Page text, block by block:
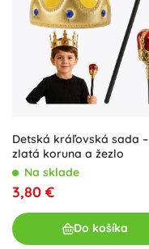
Detská kráľovská sada –
zlatá koruna a žezlo
Na sklade
3,80 €
Do košíka